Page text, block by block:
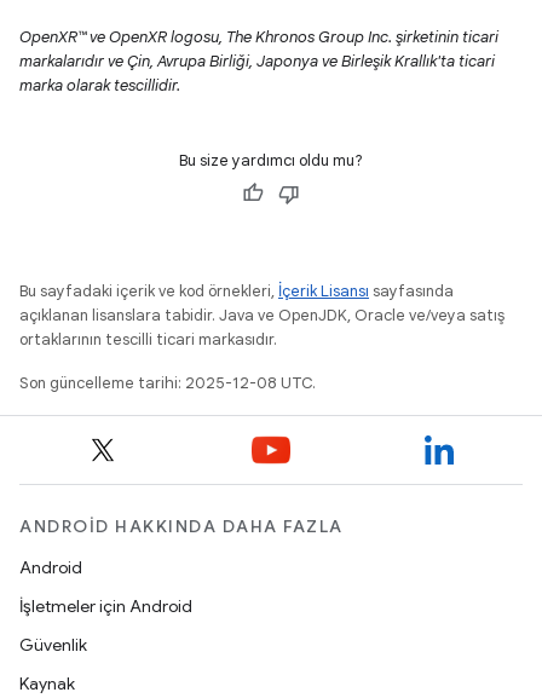
OpenXR™ ve OpenXR logosu, The Khronos Group Inc. şirketinin ticari
markalarıdır ve Çin, Avrupa Birliği, Japonya ve Birleşik Krallık'ta ticari
marka olarak tescillidir.
Bu size yardımcı oldu mu?
Bu sayfadaki içerik ve kod örnekleri, İçerik Lisansı sayfasında
açıklanan lisanslara tabidir. Java ve OpenJDK, Oracle ve/veya satış
ortaklarının tescilli ticari markasıdır.
Son güncelleme tarihi: 2025-12-08 UTC.
ANDROID HAKKINDA DAHA FAZLA
Android
İşletmeler için Android
Güvenlik
Kaynak